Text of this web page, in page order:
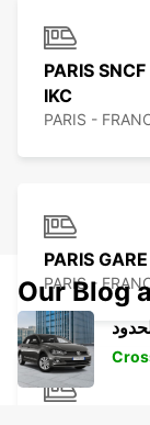
PARIS
IKC
PARIS -
PARIS
PARIS -